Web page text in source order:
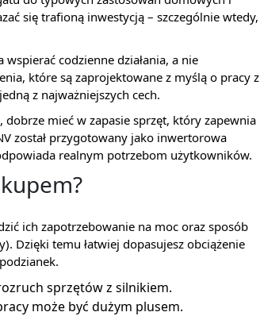
się trafioną inwestycją – szczególnie wtedy,
codzienne działania, a nie
które są zaprojektowane z myślą o pracy z
z najważniejszych cech.
dobrze mieć w zapasie sprzęt, który zapewnia
został przygotowany jako inwertorowa
realnym potrzebom użytkowników.
ich zapotrzebowanie na moc oraz sposób
Dzięki temu łatwiej dopasujesz obciążenie
sprzętów z silnikiem.
może być dużym plusem.